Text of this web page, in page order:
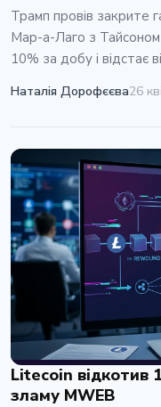
Трамп провiв закрите
Мар-а-Лаго з
10% за добу i вiдстає
Наталія Дорофєєва26
Litecoin відкотив
зламу MWEB